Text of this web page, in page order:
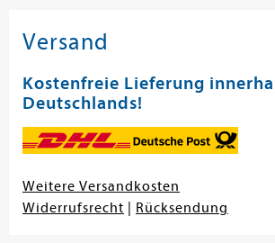
Versand
Kostenfreie Lieferung
Deutschlands!
Weitere Versandkosten
Widerrufsrecht
Rücksendung